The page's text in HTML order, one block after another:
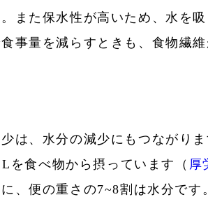
また保水性が高いため、水を
事量を減らすときも、食物繊
は、水分の減少にもつながり
を食べ物から摂っています（ 厚
、便の重さの7~8割は水分で